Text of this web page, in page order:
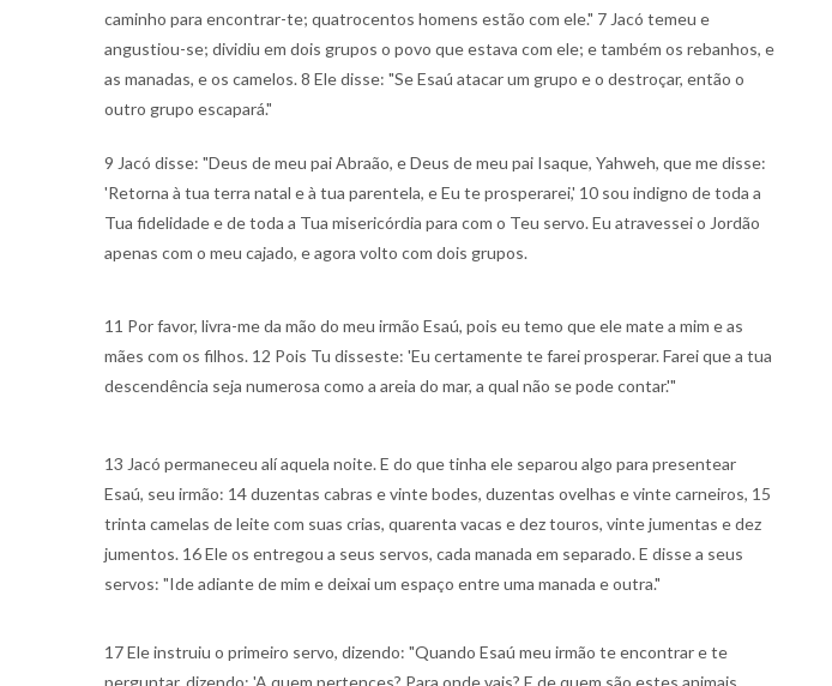
caminho para encontrar-te; quatrocentos homens estão com ele." 7 Jacó temeu e
angustiou-se; dividiu em dois grupos o povo que estava com ele; e também os rebanhos, e
as manadas, e os camelos. 8 Ele disse: "Se Esaú atacar um grupo e o destroçar, então o
outro grupo escapará."
9 Jacó disse: "Deus de meu pai Abraão, e Deus de meu pai Isaque, Yahweh, que me disse:
'Retorna à tua terra natal e à tua parentela, e Eu te prosperarei,' 10 sou indigno de toda a
Tua fidelidade e de toda a Tua misericórdia para com o Teu servo. Eu atravessei o Jordão
apenas com o meu cajado, e agora volto com dois grupos.
11 Por favor, livra-me da mão do meu irmão Esaú, pois eu temo que ele mate a mim e as
mães com os filhos. 12 Pois Tu disseste: 'Eu certamente te farei prosperar. Farei que a tua
descendência seja numerosa como a areia do mar, a qual não se pode contar.'"
13 Jacó permaneceu alí aquela noite. E do que tinha ele separou algo para presentear
Esaú, seu irmão: 14 duzentas cabras e vinte bodes, duzentas ovelhas e vinte carneiros, 15
trinta camelas de leite com suas crias, quarenta vacas e dez touros, vinte jumentas e dez
jumentos. 16 Ele os entregou a seus servos, cada manada em separado. E disse a seus
servos: "Ide adiante de mim e deixai um espaço entre uma manada e outra."
17 Ele instruiu o primeiro servo, dizendo: "Quando Esaú meu irmão te encontrar e te
perguntar, dizendo: 'A quem pertences? Para onde vais? E de quem são estes animais